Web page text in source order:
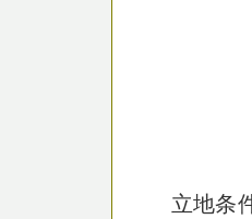
立地条